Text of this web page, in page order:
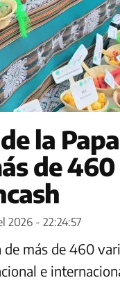
la
de
2026 - 22:24:57
más de 460
e